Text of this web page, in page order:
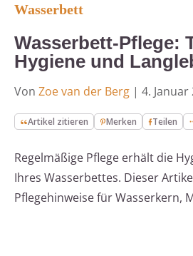
Wasserbett
Wasserbett-Pflege:
Hygiene und
Von Zoe van der Berg | 4. Januar
Artikel zitieren Merken Teilen
Regelmäßige Pflege erhält die
Ihres Wasserbettes. Dieser
Pflegehinweise für Wasserkern,